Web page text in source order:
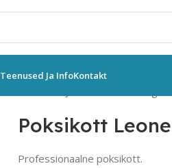
Teenused Ja InfoKontakt
Poksikott
Professionaalne poksikott.